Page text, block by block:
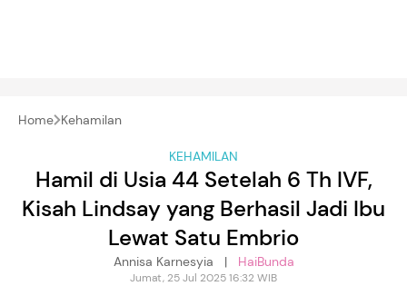
Home Kehamilan
KEHAMILAN
Hamil di Usia 44 Setelah 6 Th IVF,
Kisah Lindsay yang Berhasil Jadi Ibu
Lewat Satu Embrio
Annisa Karnesyia | HaiBunda
Jumat, 25 Jul 2025 16:32 WIB